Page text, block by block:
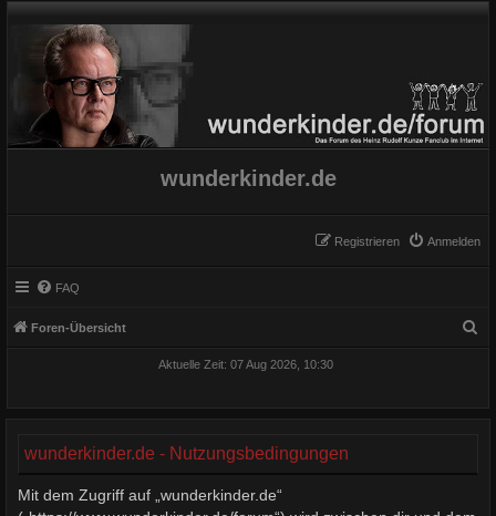
wunderkinder.de
Anmelden
Registrieren
FAQ
Foren-Übersicht
Aktuelle Zeit: 07 Aug 2026, 10:30
wunderkinder.de - Nutzungsbedingungen
Mit dem Zugriff auf „wunderkinder.de“